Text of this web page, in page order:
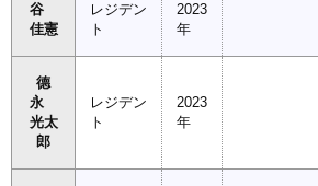
谷
佳憲
レジデン
ト
2023
年
德
永
光太
郎
レジデン
ト
2023
年